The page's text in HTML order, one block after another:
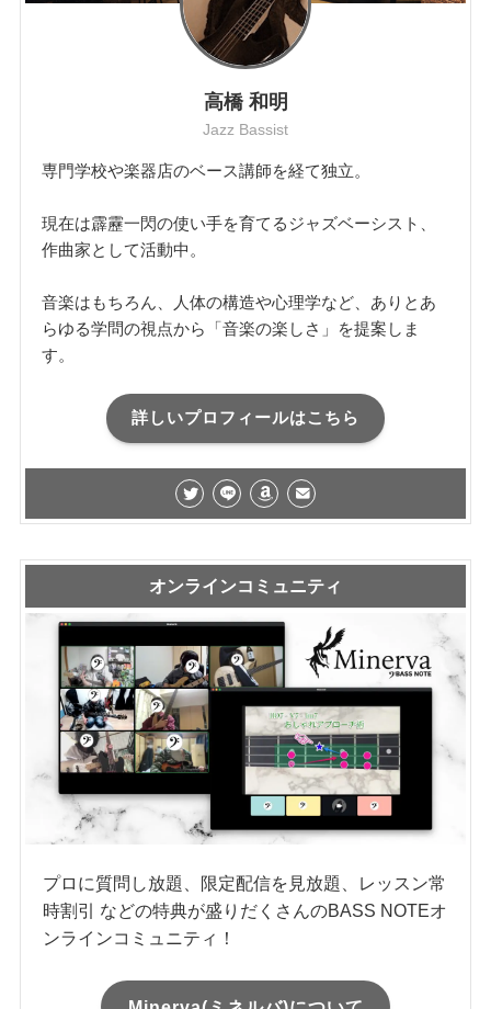
高橋 和明
Jazz Bassist
専門学校や楽器店のベース講師を経て独立。
現在は霹靂一閃の使い手を育てるジャズベーシスト、
作曲家として活動中。
音楽はもちろん、人体の構造や心理学など、ありとあ
らゆる学問の視点から「音楽の楽しさ」を提案しま
す。
詳しいプロフィールはこちら
オンラインコミュニティ
プロに質問し放題、限定配信を見放題、レッスン常
時割引 などの特典が盛りだくさんのBASS NOTEオ
ンラインコミュニティ！